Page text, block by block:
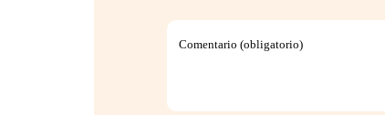
Comentario (obligatorio)